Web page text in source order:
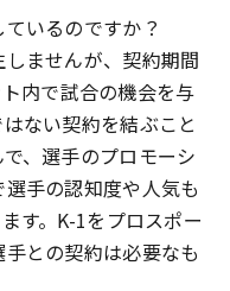
いるのですか？
ませんが、契約期間
内で試合の機会を与
ない契約を結ぶこと
、選手のプロモーシ
手の認知度や人気も
す。K-1をプロスポー
との契約は必要なも